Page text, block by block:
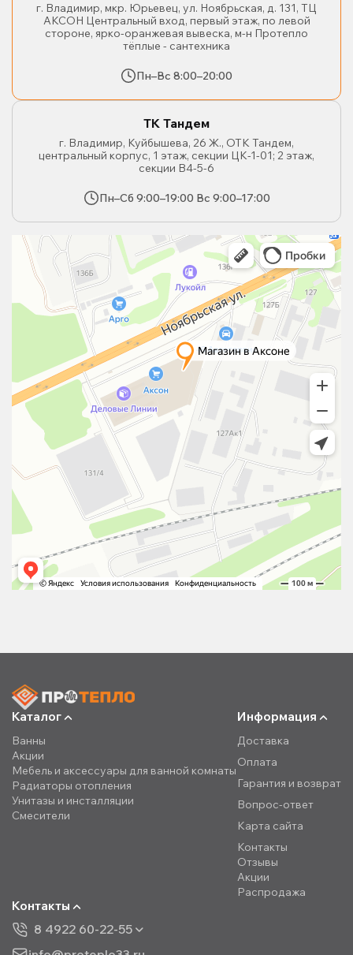
г. Владимир, мкр. Юрьевец, ул. Ноябрьская, д. 131, ТЦ
АКСОН Центральный вход, первый этаж, по левой
стороне, ярко-оранжевая вывеска, м-н Протепло
тёплые - сантехника
Пн–Вс 8:00–20:00
ТК Тандем
г. Владимир, Куйбышева, 26 Ж., ОТК Тандем,
центральный корпус, 1 этаж, секции ЦК-1-01; 2 этаж,
секции В4-5-6
Пн–Сб 9:00–19:00 Вс 9:00–17:00
Каталог
Ванны
Акции
Мебель и аксессуары для ванной комнаты
Радиаторы отопления
Унитазы и инсталляции
Смесители
Информация
Доставка
Оплата
Гарантия и возврат
Вопрос-ответ
Карта сайта
Контакты
Отзывы
Акции
Распродажа
Контакты
8 4922 60-22-55